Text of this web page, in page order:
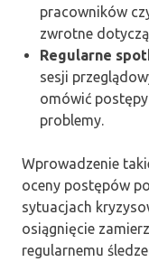
pracowników
zwrotne
Regularne
sesji
omówić
problemy.
Wprowadzenie
oceny postępów
sytuacjach
osiągnięcie
regularnemu